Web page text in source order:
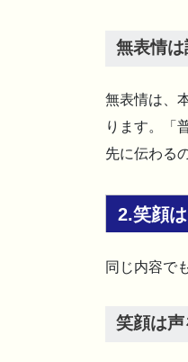
無表情
無表情は、
ります。「
先に伝わる
2.笑顔
同じ内容で
笑顔は